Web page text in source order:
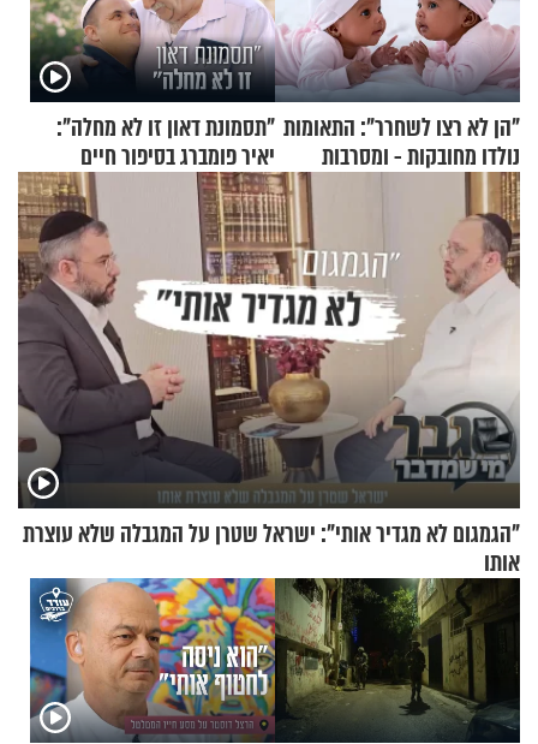
"הן לא רצו לשחרר": התאומות
נולדו מחובקות - ומסרבות
להיפרד
"תסמונת דאון זו לא מחלה":
יאיר פומברג בסיפור חיים
מעורר השראה
"הגמגום לא מגדיר אותי": ישראל שטרן על המגבלה שלא עוצרת
אותו